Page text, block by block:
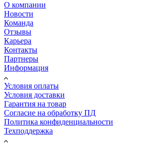
О компании
Новости
Команда
Отзывы
Карьера
Контакты
Партнеры
Информация
Условия оплаты
Условия доставки
Гарантия на товар
Согласие на обработку ПД
Политика конфиденциальности
Техподдержка